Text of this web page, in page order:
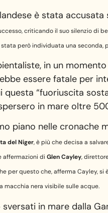
è stata
criticando il suo silenzio di
però individuata una
in un
essere fatale per
questa “fuoriuscita
in mare oltre
piano nelle
del Niger, è più che decisa a
affermazioni diGlen Cayley,
per questo che, afferma Cayley,
macchia nera visibile sulle acque.
in mare dalla